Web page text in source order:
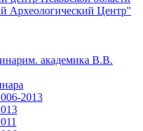
Археологический Центр"
им. академика В.В.
2013